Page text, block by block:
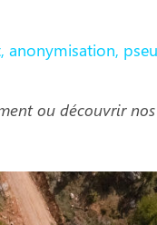
anonymisation,
ou découvrir